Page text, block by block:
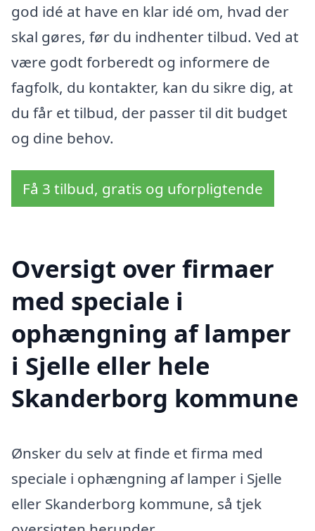
god idé at have en klar idé om, hvad der
skal gøres, før du indhenter tilbud. Ved at
være godt forberedt og informere de
fagfolk, du kontakter, kan du sikre dig, at
du får et tilbud, der passer til dit budget
og dine behov.
Få 3 tilbud, gratis og uforpligtende
Oversigt over firmaer
med speciale i
ophængning af lamper
i Sjelle eller hele
Skanderborg kommune
Ønsker du selv at finde et firma med
speciale i ophængning af lamper i Sjelle
eller Skanderborg kommune, så tjek